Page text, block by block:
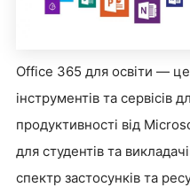
Office 365 для освіти —
інструментів та сервісів
продуктивності від
для студентів та
спектр застосунків та